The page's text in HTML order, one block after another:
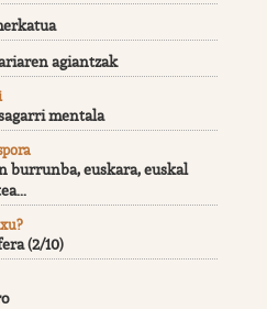
agiantzak
mentala
burrunba, euskara, euskal
(2/10)